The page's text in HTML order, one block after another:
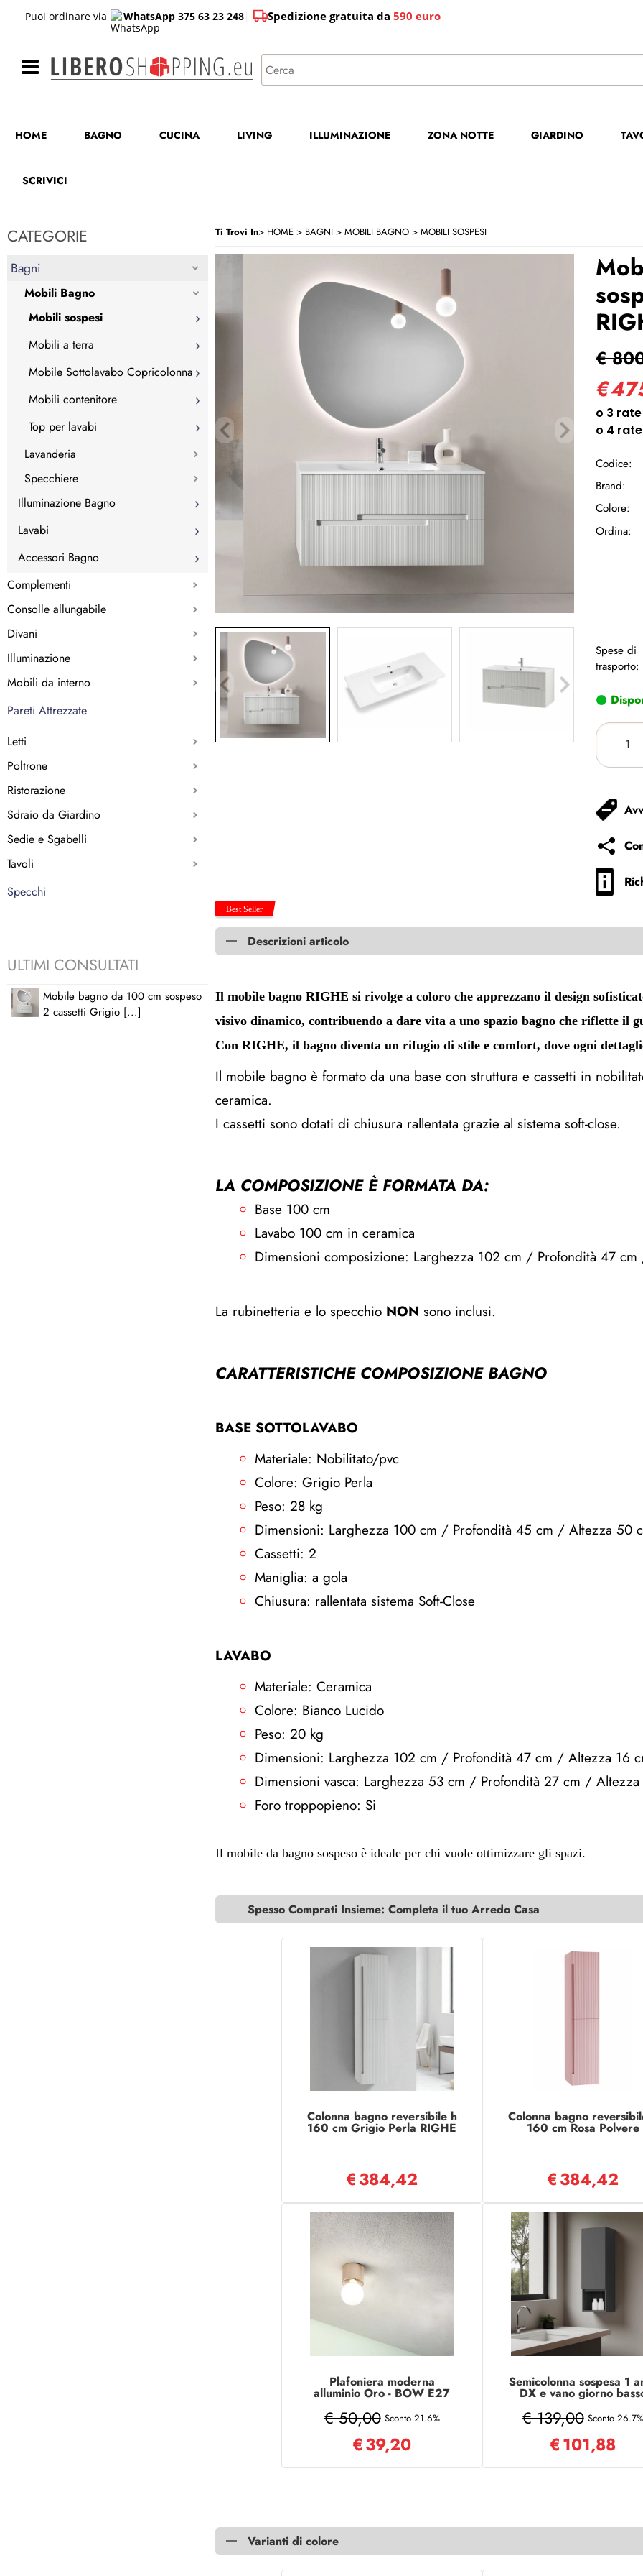
Puoi ordinare via WhatsApp 375 63 23 248 Spedizione gratuita da 590 euro
il
HOME BAGNO CUCINA LIVING ILLUMINAZIONE ZONA NOTTE GIARDINO
SCRIVICI
CATEGORIE
Bagni
Mobili Bagno
Mobili sospesi
Mobili a terra
Mobile Sottolavabo Copricolonna
Mobili contenitore
Top per lavabi
Lavanderia
Specchiere
Illuminazione Bagno
Lavabi
Accessori Bagno
Complementi
Consolle allungabile
Divani
Illuminazione
Mobili da interno
Pareti Attrezzate
Letti
Poltrone
Ristorazione
Sdraio da Giardino
Sedie e Sgabelli
Tavoli
Specchi
ULTIMI CONSULTATI
Mobile bagno da 100 cm sospeso
2 cassetti Grigio [...]
Ti Trovi In HOME BAGNI MOBILI BAGNO MOBILI SOSPESI
€
€
Codice:
Brand:
Colore:
Ordina:
Spese di
trasporto:
Descrizioni articolo
Il mobile bagno RIGHE si rivolge a coloro che apprezzano il design
visivo dinamico, contribuendo a dare vita a uno spazio bagno che riflette il
Con RIGHE, il bagno diventa un rifugio di stile e comfort, dove ogni
Il mobile bagno è formato da una base con struttura e cassetti in
ceramica.
I cassetti sono dotati di chiusura rallentata grazie al sistema soft-close.
LA COMPOSIZIONE È FORMATA DA:
Base 100 cm
Lavabo 100 cm in ceramica
Dimensioni composizione: Larghezza 102 cm / Profondità 47
La rubinetteria e lo specchio NON sono inclusi.
CARATTERISTICHE COMPOSIZIONE BAGNO
BASE SOTTOLAVABO
Materiale: Nobilitato/pvc
Colore: Grigio Perla
Peso: 28 kg
Dimensioni: Larghezza 100 cm / Profondità 45 cm / Altezza 50
Cassetti: 2
Maniglia: a gola
Chiusura: rallentata sistema Soft-Close
LAVABO
Materiale: Ceramica
Colore: Bianco Lucido
Peso: 20 kg
Dimensioni: Larghezza 102 cm / Profondità 47 cm / Altezza 16
Dimensioni vasca: Larghezza 53 cm / Profondità 27 cm / Altezza
Foro troppopieno: Si
Il mobile da bagno sospeso è ideale per chi vuole ottimizzare gli spazi.
Spesso Comprati Insieme: Completa il tuo Arredo Casa
Colonna bagno reversibile h
160 cm Grigio Perla RIGHE
€384,42
Colonna bagno
160 cm Rosa Polvere
€384,42
Plafoniera moderna
alluminio Oro - BOW E27
€ 50,00 Sconto 21.6%
€39,20
Semicolonna sospesa 1
DX e vano giorno
H90 Grafite Opaco
€ 139,00 Sconto 26.7%
€101,88
Varianti di colore